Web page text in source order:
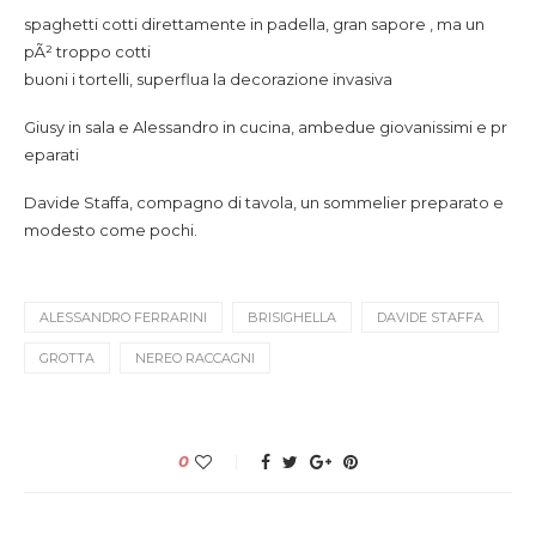
spaghetti cotti direttamente in padella, gran sapore , ma un
pÃ² troppo cotti
buoni i tortelli, superflua la decorazione invasiva
Giusy in sala e Alessandro in cucina, ambedue giovanissimi e pr
eparati
Davide Staffa, compagno di tavola, un sommelier preparato e
modesto come pochi.
ALESSANDRO FERRARINI BRISIGHELLA DAVIDE STAFFA
GROTTA NEREO RACCAGNI
0